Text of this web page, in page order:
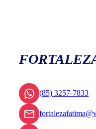
(85) 3257-7833